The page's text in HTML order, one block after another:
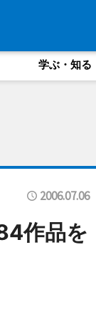
学ぶ・知る
2006.07.06
作品を